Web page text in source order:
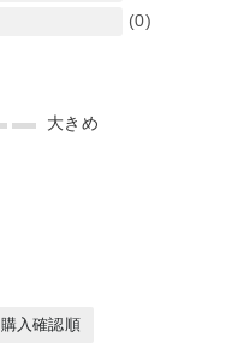
(0)
大きめ
購入確認順